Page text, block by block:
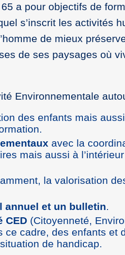
a pour objectifs de
s’inscrit les activités
de mieux
de ses paysages où
Environnementale
des enfants mais
avec la
mais aussi à
la valorisation
annuel et un bulletin
CED (Citoyenneté,
cadre, des enfants et
de handicap.